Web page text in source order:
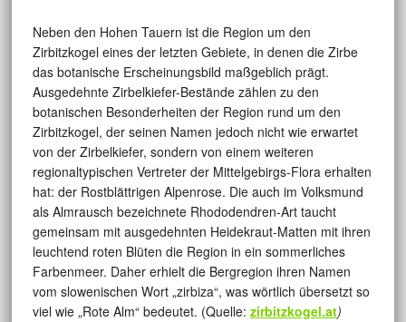
Neben den Hohen Tauern ist die Region um den
Zirbitzkogel eines der letzten Gebiete, in denen die Zirbe
das botanische Erscheinungsbild maßgeblich prägt.
Ausgedehnte Zirbelkiefer-Bestände zählen zu den
botanischen Besonderheiten der Region rund um den
Zirbitzkogel, der seinen Namen jedoch nicht wie erwartet
von der Zirbelkiefer, sondern von einem weiteren
regionaltypischen Vertreter der Mittelgebirgs-Flora erhalten
hat: der Rostblättrigen Alpenrose. Die auch im Volksmund
als Almrausch bezeichnete Rhododendren-Art taucht
gemeinsam mit ausgedehnten Heidekraut-Matten mit ihren
leuchtend roten Blüten die Region in ein sommerliches
Farbenmeer. Daher erhielt die Bergregion ihren Namen
vom slowenischen Wort „zirbiza“, was wörtlich übersetzt so
viel wie „Rote Alm“ bedeutet. (Quelle: zirbitzkogel.at)